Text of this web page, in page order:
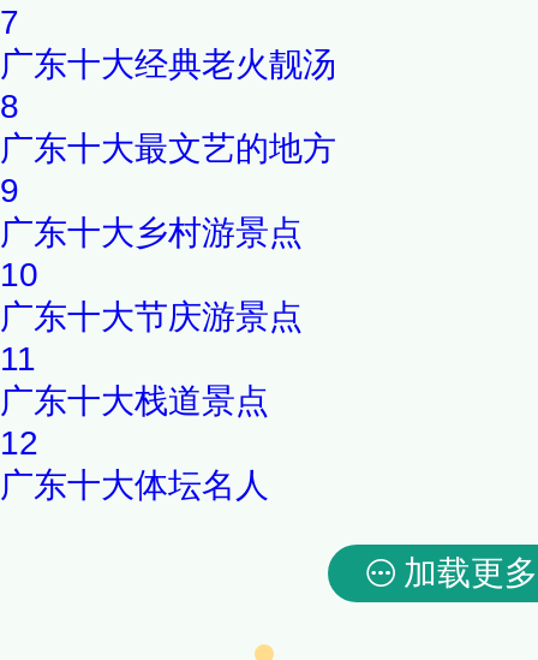
7
广东十大经典老火靓汤
8
广东十大最文艺的地方
9
广东十大乡村游景点
10
广东十大节庆游景点
11
广东十大栈道景点
12
广东十大体坛名人
加载更多